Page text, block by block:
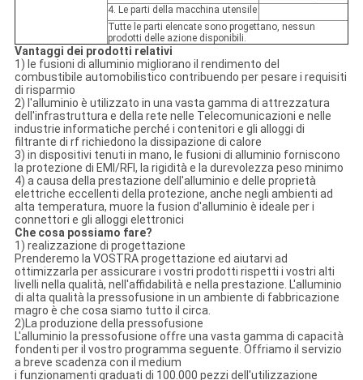
4. Le parti della macchina utensile
Tutte le parti elencate sono progettano, nessun
prodotti delle azione disponibili.
Vantaggi dei prodotti relativi
1) le fusioni di alluminio migliorano il rendimento del
combustibile automobilistico contribuendo per pesare i requisiti
di risparmio
2) l'alluminio è utilizzato in una vasta gamma di attrezzatura
dell'infrastruttura e della rete nelle Telecomunicazioni e nelle
industrie informatiche perché i contenitori e gli alloggi di
filtrante di rf richiedono la dissipazione di calore
3) in dispositivi tenuti in mano, le fusioni di alluminio forniscono
la protezione di EMI/RFI, la rigidità e la durevolezza peso minimo
4) a causa della prestazione dell'alluminio e delle proprietà
elettriche eccellenti della protezione, anche negli ambienti ad
alta temperatura, muore la fusion d'alluminio è ideale per i
connettori e gli alloggi elettronici
Che cosa possiamo fare?
1) realizzazione di progettazione
Prenderemo la VOSTRA progettazione ed aiutarvi ad
ottimizzarla per assicurare i vostri prodotti rispetti i vostri alti
livelli nella qualità, nell'affidabilità e nella prestazione. L'alluminio
di alta qualità la pressofusione in un ambiente di fabbricazione
magro è che cosa siamo tutto il circa.
2)La produzione della pressofusione
L'alluminio la pressofusione offre una vasta gamma di capacità
fondenti per il vostro programma seguente. Offriamo il servizio
a breve scadenza con il medium
i funzionamenti graduati di 100.000 pezzi dell'utilizzazione